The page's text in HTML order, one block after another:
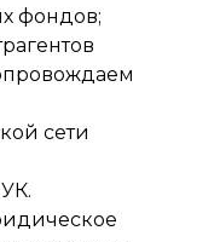
фондов;
сети